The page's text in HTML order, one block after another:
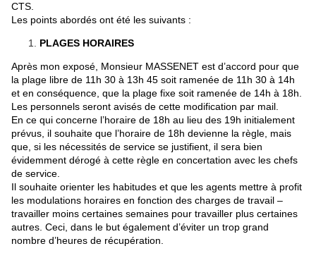
CTS.
Les points abordés ont été les suivants :
PLAGES HORAIRES
Après mon exposé, Monsieur MASSENET est d’accord pour que
la plage libre de 11h 30 à 13h 45 soit ramenée de 11h 30 à 14h
et en conséquence, que la plage fixe soit ramenée de 14h à 18h.
Les personnels seront avisés de cette modification par mail.
En ce qui concerne l’horaire de 18h au lieu des 19h initialement
prévus, il souhaite que l’horaire de 18h devienne la règle, mais
que, si les nécessités de service se justifient, il sera bien
évidemment dérogé à cette règle en concertation avec les chefs
de service.
Il souhaite orienter les habitudes et que les agents mettre à profit
les modulations horaires en fonction des charges de travail –
travailler moins certaines semaines pour travailler plus certaines
autres. Ceci, dans le but également d’éviter un trop grand
nombre d’heures de récupération.